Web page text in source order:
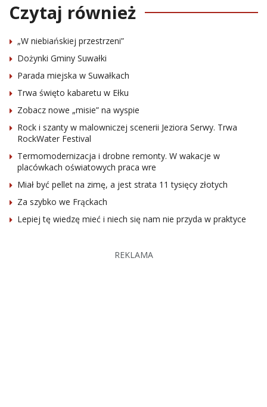
Czytaj również
„W niebiańskiej przestrzeni”
Dożynki Gminy Suwałki
Parada miejska w Suwałkach
Trwa święto kabaretu w Ełku
Zobacz nowe „misie” na wyspie
Rock i szanty w malowniczej scenerii Jeziora Serwy. Trwa
RockWater Festival
Termomodernizacja i drobne remonty. W wakacje w
placówkach oświatowych praca wre
Miał być pellet na zimę, a jest strata 11 tysięcy złotych
Za szybko we Frąckach
Lepiej tę wiedzę mieć i niech się nam nie przyda w praktyce
REKLAMA